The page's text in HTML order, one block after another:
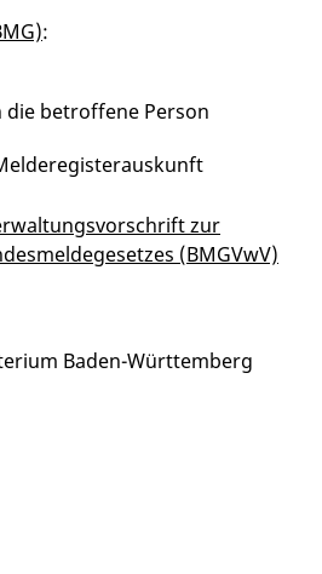
:
die betroffene Person
zur
(BMGVwV)
Baden-Württemberg